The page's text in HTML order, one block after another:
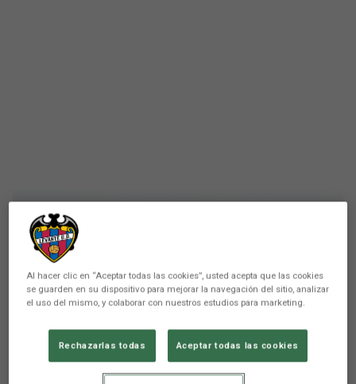
PRIMER EQUIPO
#ElPelotazo de esta semana
te puede llevar a Sevilla con
el equipo
Al hacer clic en “Aceptar todas las cookies”, usted acepta que las cookies
se guarden en su dispositivo para mejorar la navegación del sitio, analizar
el uso del mismo, y colaborar con nuestros estudios para marketing.
Rechazarlas todas Aceptar todas las cookies